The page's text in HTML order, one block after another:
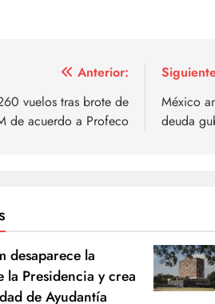
Anterior:
vuelos tras brote de
de acuerdo a Profeco
México
deuda
desaparece la
la Presidencia y crea
de Ayudantía